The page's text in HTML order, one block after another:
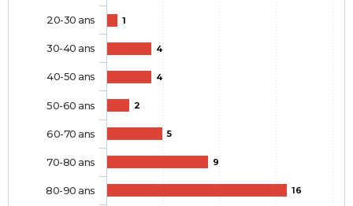
1
4
4
2
5
9
16
20-30 ans
30-40 ans
40-50 ans
50-60 ans
60-70 ans
70-80 ans
80-90 ans